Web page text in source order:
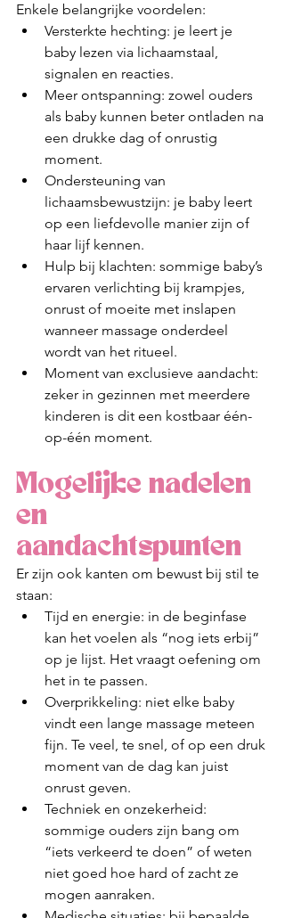
Enkele belangrijke voordelen:
Versterkte hechting: je leert je
baby lezen via lichaamstaal,
signalen en reacties.
Meer ontspanning: zowel ouders
als baby kunnen beter ontladen na
een drukke dag of onrustig
moment.
Ondersteuning van
lichaamsbewustzijn: je baby leert
op een liefdevolle manier zijn of
haar lijf kennen.
Hulp bij klachten: sommige baby’s
ervaren verlichting bij krampjes,
onrust of moeite met inslapen
wanneer massage onderdeel
wordt van het ritueel.
Moment van exclusieve aandacht:
zeker in gezinnen met meerdere
kinderen is dit een kostbaar één-
op-één moment.
Mogelijke nadelen
en
aandachtspunten
Er zijn ook kanten om bewust bij stil te
staan:
Tijd en energie: in de beginfase
kan het voelen als “nog iets erbij”
op je lijst. Het vraagt oefening om
het in te passen.
Overprikkeling: niet elke baby
vindt een lange massage meteen
fijn. Te veel, te snel, of op een druk
moment van de dag kan juist
onrust geven.
Techniek en onzekerheid:
sommige ouders zijn bang om
“iets verkeerd te doen” of weten
niet goed hoe hard of zacht ze
mogen aanraken.